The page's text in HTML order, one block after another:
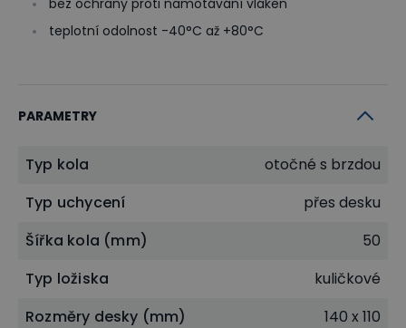
teplotní odolnost -40°C až +80°C
PARAMETRY
Typ kola
otočné s brzdou
Typ uchycení
přes desku
Šířka kola (mm)
50
Typ ložiska
kuličkové
Rozměry desky (mm)
140 x 110